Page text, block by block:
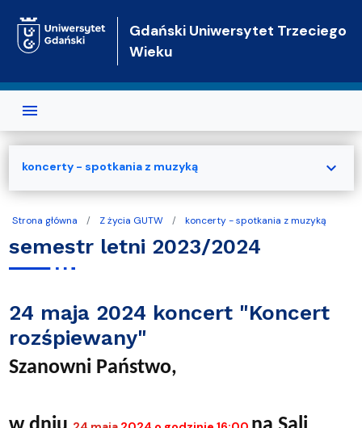
Gdański Uniwersytet Trzeciego
Wieku
Strona główna Z życia GUTW koncerty - spotkania z muzyką
semestr letni 2023/2024
24 maja 2024 koncert "Koncert
rozśpiewany"
Szanowni Państwo,
koncerty - spotkania z muzyką expand_more